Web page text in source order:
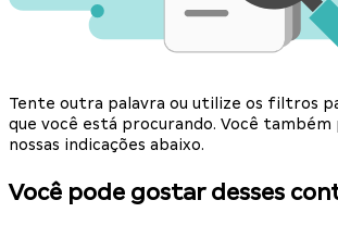
Tente outra palavra ou utilize os filtros
que você está procurando. Você
nossas indicações abaixo.
Você pode gostar desses